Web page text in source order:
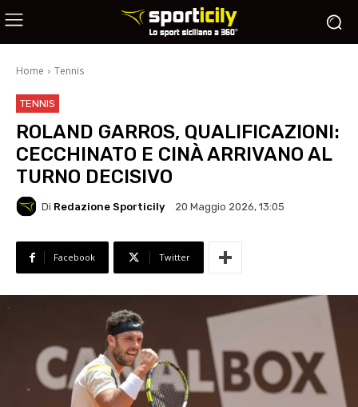
Home Tennis
TENNIS
ROLAND GARROS, QUALIFICAZIONI:
CECCHINATO E CINÀ ARRIVANO AL
TURNO DECISIVO
Di Redazione Sporticily 20 Maggio 2026, 13:05
Facebook Twitter